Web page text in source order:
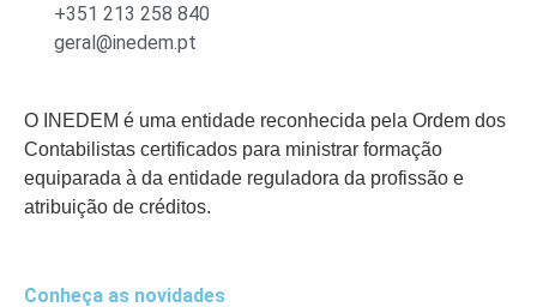
+351 213 258 840
geral@inedem.pt
O INEDEM é uma entidade reconhecida pela Ordem dos
Contabilistas certificados para ministrar formação
equiparada à da entidade reguladora da profissão e
atribuição de créditos.
Conheça as novidades